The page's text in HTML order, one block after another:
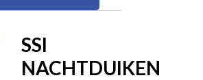
SSI
NACHTDUIKEN